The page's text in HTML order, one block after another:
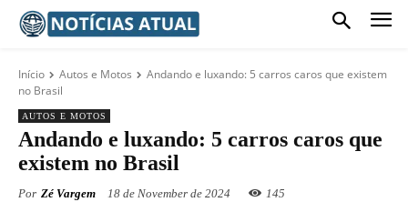
Início Autos e Motos
Andando e luxando: 5 carros caros que existem
no Brasil
AUTOS E MOTOS
Andando e luxando: 5 carros caros que
existem no Brasil
Por Zé Vargem 18 de November de 2024 145